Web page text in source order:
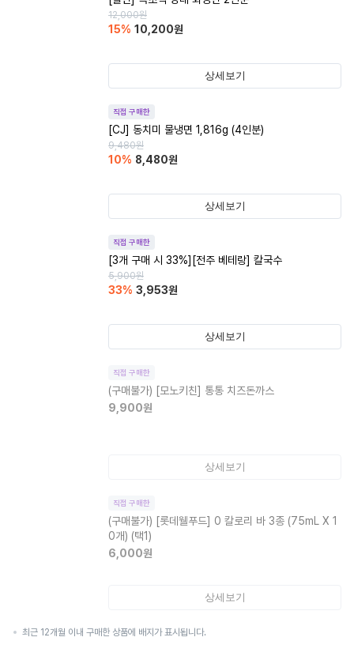
12,000원
15% 10,200원
상세보기
직접 구매한
[CJ] 동치미 물냉면 1,816g (4인분)
9,480원
10% 8,480원
상세보기
직접 구매한
[3개 구매 시 33%][전주 베테랑] 칼국수
5,900원
33% 3,953원
상세보기
직접 구매한
(구매불가) [모노키친] 통통 치즈돈까스
9,900원
상세보기
직접 구매한
(구매불가) [롯데웰푸드] 0 칼로리 바 3종 (75mL X 1
0개) (택1)
6,000원
상세보기
최근 12개월 이내 구매한 상품에 배지가 표시됩니다.